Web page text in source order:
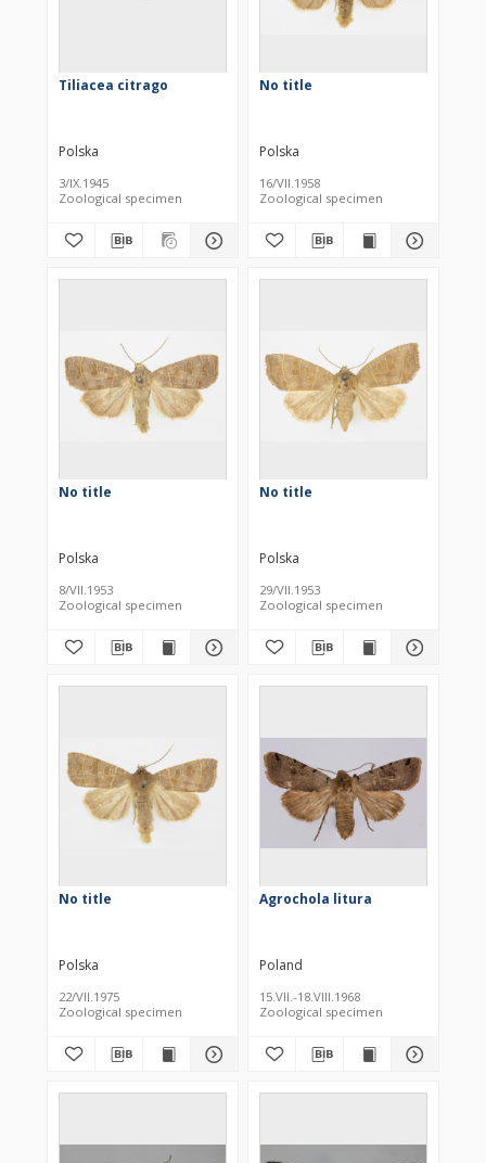
Tiliacea citrago
Polska
3/IX.1945
Zoological specimen
No title
Polska
16/VII.1958
Zoological specimen
No title
Polska
8/VII.1953
Zoological specimen
No title
Polska
29/VII.1953
Zoological specimen
No title
Polska
22/VII.1975
Zoological specimen
Agrochola litura
Poland
15.VII.-18.VIII.1968
Zoological specimen